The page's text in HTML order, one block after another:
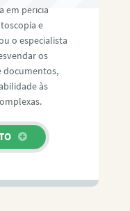
em perícia
e
o especialista
os
documentos,
às